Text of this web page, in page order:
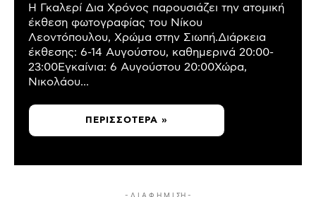
Η Γκαλερί Δια Χρόνος παρουσιάζει την ατομική
έκθεση φωτογραφίας του Νίκου
Λεοντόπουλου, Χρώμα στην Σιωπή.Διάρκεια
έκθεσης: 6-14 Αυγούστου, καθημερινά 20:00-
23:00Εγκαίνια: 6 Αυγούστου 20:00Χώρα,
Νικολάου...
ΠΕΡΙΣΣΌΤΕΡΑ »
- Δ Ι Α Φ Η Μ Ι ΣΗ -